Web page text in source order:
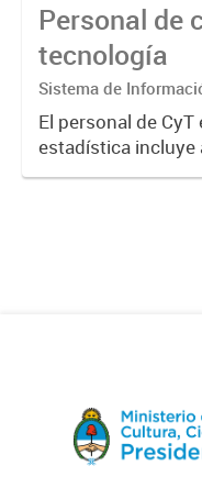
Personal de
tecnología
Sistema de
Tecnología Argentino
El personal de
estadística incluye
personas